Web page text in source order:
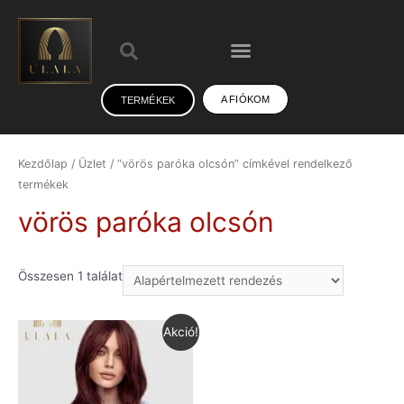
TERMÉKEK A FIÓKOM
Kezdőlap / Üzlet / “vörös paróka olcsón” címkével rendelkező
termékek
vörös paróka olcsón
Összesen 1 találat
Akció!